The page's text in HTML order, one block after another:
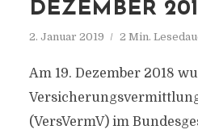
DEZEMBER
2. Januar 2019 2 Min.
Am 19. Dezember 2018
(VersVermV) im